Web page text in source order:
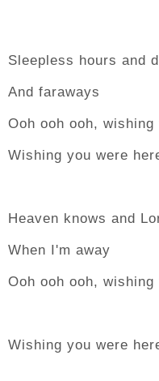
Sleepless hours and
And faraways
Ooh ooh ooh,
Wishing you were
Heaven knows and
When I'm away
Ooh ooh ooh,
Wishing you were